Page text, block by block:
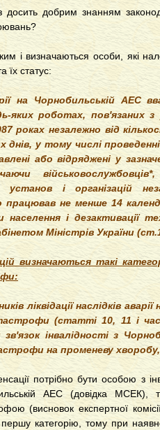
досить добрим знанням
і визначаються особи, які
їх статус:
на Чорнобильській АЕС
роботах, пов'язаних з
роках незалежно від
у тому числі
або відряджені у
і організацій
не менше 14
і дезактивації
Міністрів України
визначаються такі
ліквідації наслідків
(статті 10, 11 і
інвалідності з
на променеву
потрібно бути особою з
АЕС (довідка
(висновок експертної
категорію, тому при